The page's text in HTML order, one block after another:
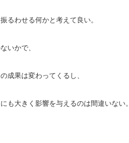
るわせる何かと考えて良い。
いかで、
成果は変わってくるし、
も大きく影響を与えるのは間違いない。